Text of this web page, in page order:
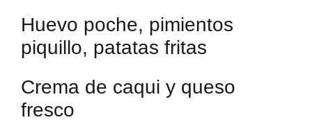
Huevo poche, pimientos
piquillo, patatas fritas
Crema de caqui y queso
fresco